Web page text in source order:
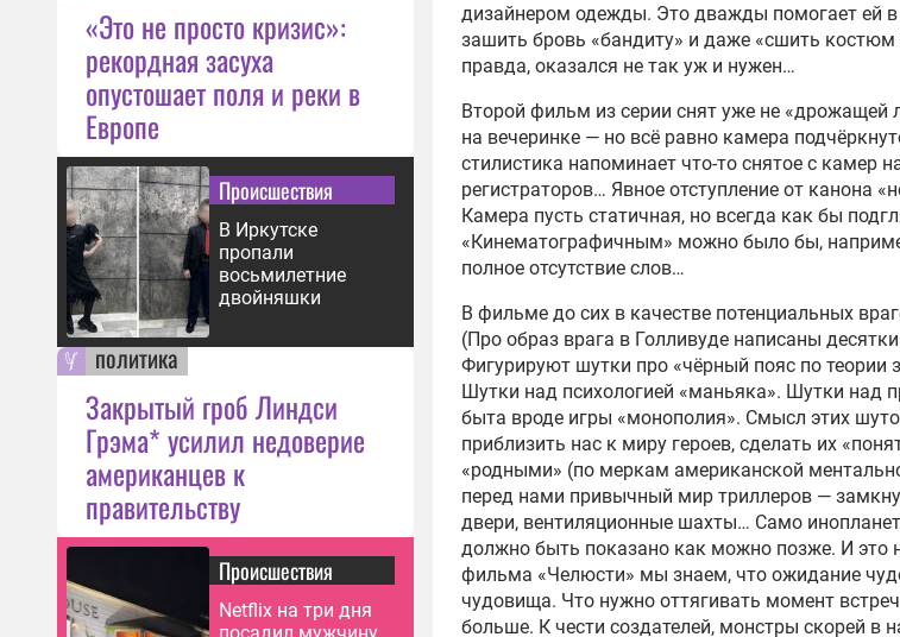
«Это не просто кризис»:
рекордная засуха
опустошает поля и реки в
Европе
Происшествия
В Иркутске
пропали
восьмилетние
двойняшки
политика
Закрытый гроб Линдси
Грэма* усилил недоверие
американцев к
правительству
Происшествия
Netflix на три дня
дизайнером одежды. Это дважды помогает ей
зашить бровь «бандиту» и даже «сшить
правда, оказался не так уж и нужен…
Второй фильм из серии снят уже не «дрожащей
на вечеринке — но всё равно камера
стилистика напоминает что-то снятое с камер
регистраторов… Явное отступление от канона
Камера пусть статичная, но всегда как бы
«Кинематографичным» можно было бы,
полное отсутствие слов…
В фильме до сих в качестве потенциальных
(Про образ врага в Голливуде написаны
Фигурируют шутки про «чёрный пояс по теории
Шутки над психологией «маньяка». Шутки над
быта вроде игры «монополия». Смысл этих
приблизить нас к миру героев, сделать их
«родными» (по меркам американской
перед нами привычный мир триллеров —
двери, вентиляционные шахты… Само
должно быть показано как можно позже. И это
фильма «Челюсти» мы знаем, что ожидание
чудовища. Что нужно оттягивать момент
больше. К чести создателей, монстры скорей в